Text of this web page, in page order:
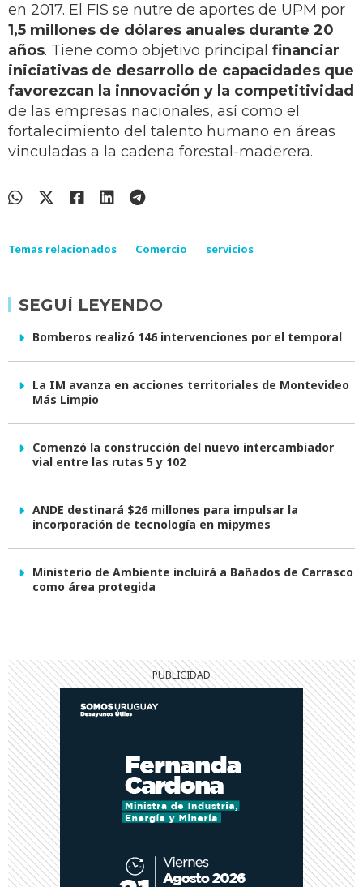
en 2017. El FIS se nutre de aportes de UPM por
1,5 millones de dólares anuales durante 20
años. Tiene como objetivo principal financiar
iniciativas de desarrollo de capacidades que
favorezcan la innovación y la competitividad
de las empresas nacionales, así como el
fortalecimiento del talento humano en áreas
vinculadas a la cadena forestal-maderera.
Temas relacionados Comercio servicios
SEGUÍ LEYENDO
Bomberos realizó 146 intervenciones por el temporal
La IM avanza en acciones territoriales de Montevideo
Más Limpio
Comenzó la construcción del nuevo intercambiador
vial entre las rutas 5 y 102
ANDE destinará $26 millones para impulsar la
incorporación de tecnología en mipymes
Ministerio de Ambiente incluirá a Bañados de Carrasco
como área protegida